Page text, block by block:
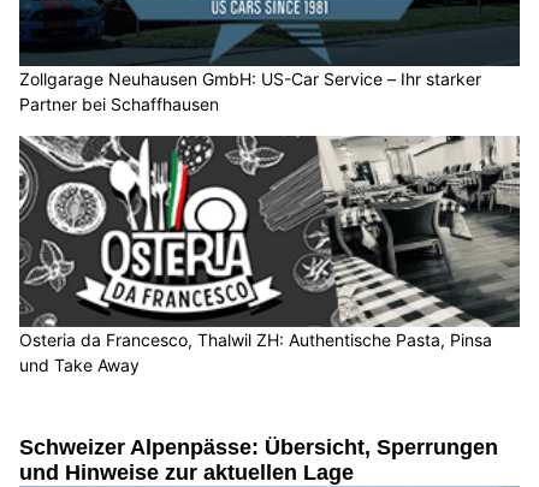
Zollgarage Neuhausen GmbH: US-Car Service – Ihr starker
Partner bei Schaffhausen
Osteria da Francesco, Thalwil ZH: Authentische Pasta, Pinsa
und Take Away
Schweizer Alpenpässe: Übersicht, Sperrungen
und Hinweise zur aktuellen Lage